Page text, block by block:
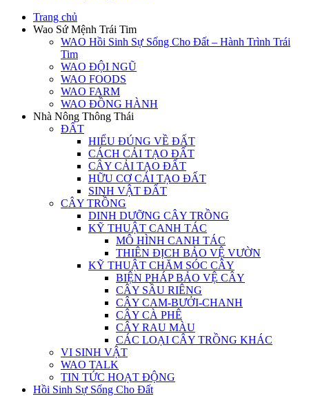
Trang chủ
Wao Sứ Mệnh Trái Tim
WAO Hồi Sinh Sự Sống Cho Đất – Hành Trình Trái
Tim
WAO ĐỘI NGŨ
WAO FOODS
WAO FARM
WAO ĐỒNG HÀNH
Nhà Nông Thông Thái
ĐẤT
HIỂU ĐÚNG VỀ ĐẤT
CÁCH CẢI TẠO ĐẤT
CÂY CẢI TẠO ĐẤT
HỮU CƠ CẢI TẠO ĐẤT
SINH VẬT ĐẤT
CÂY TRỒNG
DINH DƯỠNG CÂY TRỒNG
KỸ THUẬT CANH TÁC
MÔ HÌNH CANH TÁC
THIÊN ĐỊCH BẢO VỆ VƯỜN
KỸ THUẬT CHĂM SÓC CÂY
BIỆN PHÁP BẢO VỆ CÂY
CÂY SẦU RIÊNG
CÂY CAM-BƯỞI-CHANH
CÂY CÀ PHÊ
CÂY RAU MÀU
CÁC LOẠI CÂY TRỒNG KHÁC
VI SINH VẬT
WAO TALK
TIN TỨC HOẠT ĐỘNG
Hồi Sinh Sự Sống Cho Đất